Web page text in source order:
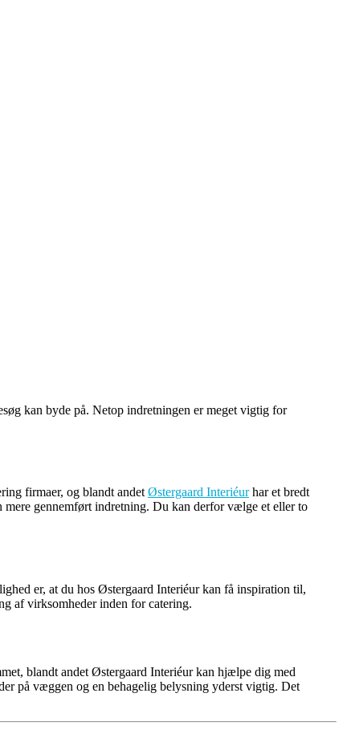
kan byde på. Netop indretningen er meget vigtig for
firmaer, og blandt andetØstergaard Interiéurhar et bredt
gennemført indretning. Du kan derfor vælge et eller to
er, at du hos Østergaard Interiéur kan få inspiration til,
af virksomheder inden for catering.
blandt andet Østergaard Interiéur kan hjælpe dig med
på væggen og en behagelig belysning yderst vigtig. Det